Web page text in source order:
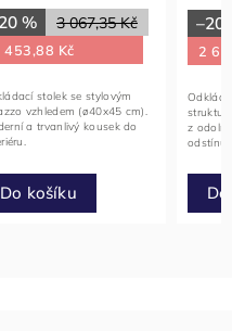
3 067,35 Kč
%
453,88 Kč
Do košíku
stolek se stylovým
vzhledem (ø40x45 cm).
a trvanlivý kousek do
–20
2
z
odstínu.